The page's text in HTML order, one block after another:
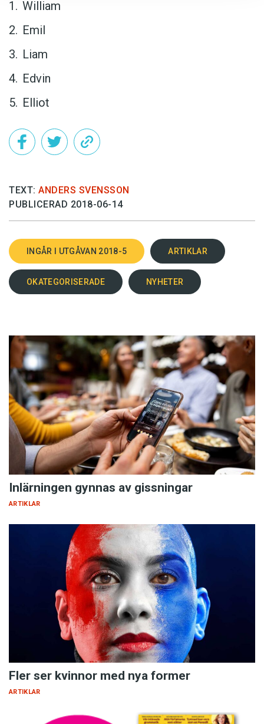
William
Emil
Liam
Edvin
Elliot
TEXT: ANDERS SVENSSON
PUBLICERAD 2018-06-14
INGÅR I UTGÅVAN 2018-5 ARTIKLAR
OKATEGORISERADE NYHETER
Inlärningen gynnas av gissningar
ARTIKLAR
Fler ser kvinnor med nya former
ARTIKLAR